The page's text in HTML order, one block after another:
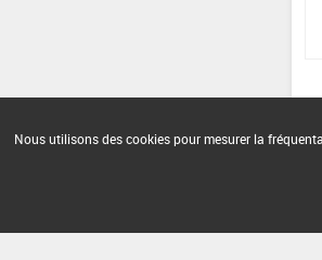
Nous utilisons des cookies pour mesurer la